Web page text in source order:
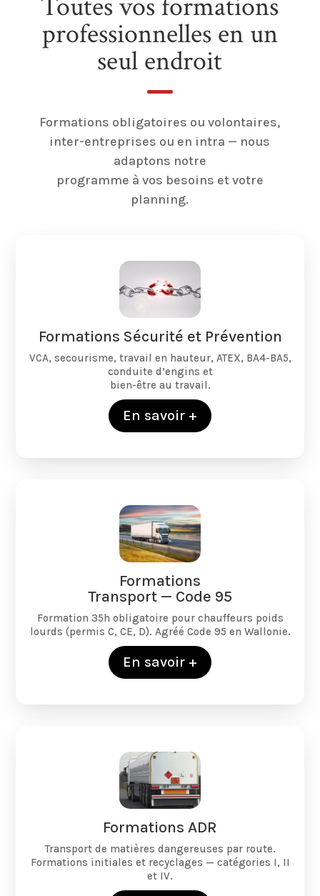
professionnelles en un
seul endroit
Formations obligatoires ou volontaires,
inter-entreprises ou en intra — nous
adaptons notre
programme à vos besoins et votre
planning.
Formations Sécurité et Prévention
VCA, secourisme, travail en hauteur, ATEX, BA4-BA5,
conduite d’engins et
bien-être au travail.
En savoir +
Formations
Transport — Code 95
Formation 35h obligatoire pour chauffeurs poids
lourds (permis C, CE, D). Agréé Code 95 en Wallonie.
En savoir +
Formations ADR
Transport de matières dangereuses par route.
Formations initiales et recyclages — catégories I, II
et IV.